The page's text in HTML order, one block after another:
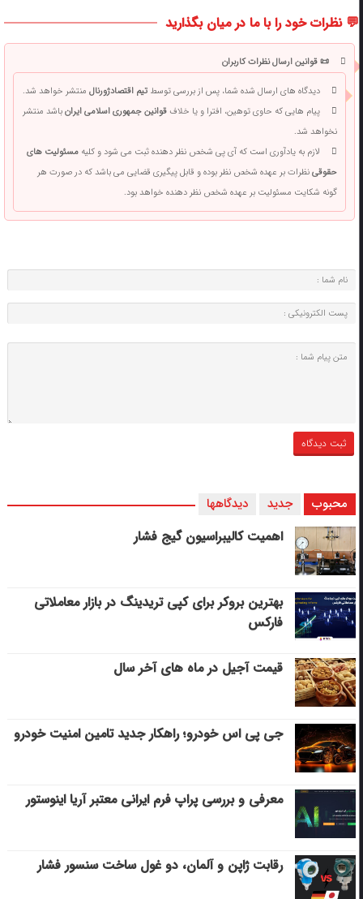
💬 نظرات خود را با ما در میان بگذارید
📜 قوانین ارسال نظرات کاربران
دیدگاه های ارسال شده شما، پس از بررسی توسطتیم اقتصادژورنالمنتشر خواهد شد.
پیام هایی که حاوی توهین، افترا و یا خلافقوانین جمهوری اسلامی ایرانباشد منتشر
نخواهد شد.
لازم به یادآوری است که آی پی شخص نظر دهنده ثبت می شود و کلیهمسئولیت های
حقوقینظرات بر عهده شخص نظر بوده و قابل پیگیری قضایی می باشد که در صورت هر
گونه شکایت مسئولیت بر عهده شخص نظر دهنده خواهد بود.
محبوب جدید دیدگاهها
اهمیت کالیبراسیون گیج فشار
بهترین بروکر برای کپی‌ تریدینگ در بازار معاملاتی
فارکس
قیمت آجیل در ماه های آخر سال
جی پی اس خودرو؛ راهکار جدید تامین امنیت خودرو
معرفی و بررسی پراپ فرم ایرانی معتبر آریا اینوستور
رقابت ژاپن و آلمان، دو غول ساخت سنسور فشار